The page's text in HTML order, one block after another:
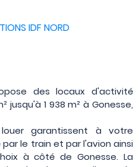
IDF NORD
des locaux d'activité
jusqu'à 1 938 m² à Gonesse,
garantissent à votre
le train et par l'avion ainsi
à côté de Gonesse. La